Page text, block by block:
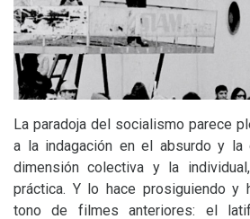
La paradoja del socialismo parece
a la indagación en el absurdo y la
dimensión colectiva y la
práctica. Y lo hace prosiguiendo y
tono de filmes anteriores: el